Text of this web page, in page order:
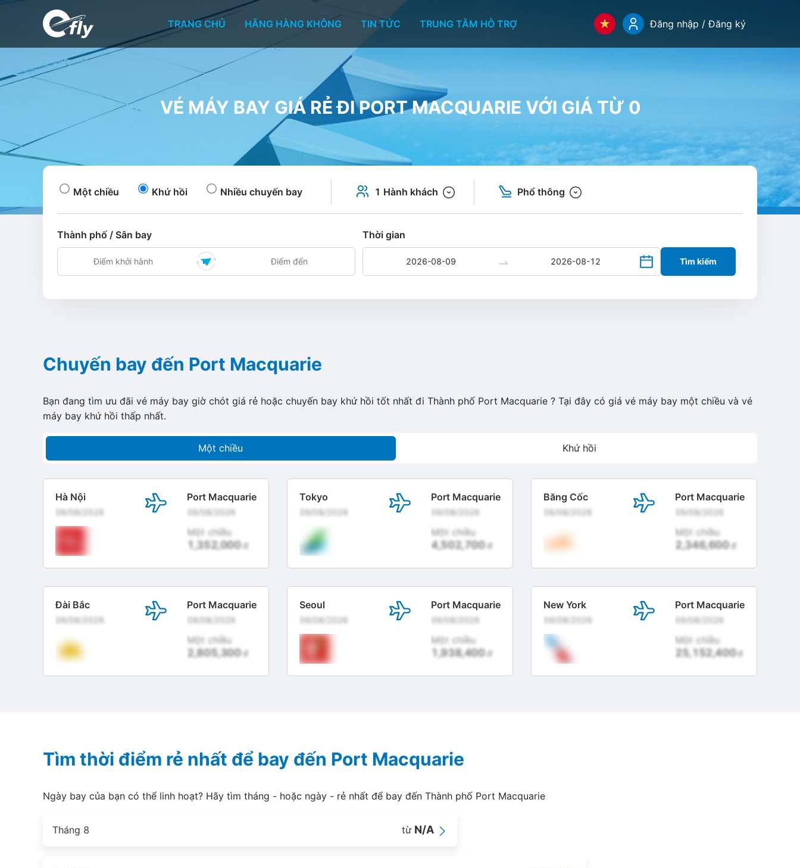
TRANG CHỦ HÃNG HÀNG KHÔNG TIN TỨC TRUNG TÂM HỖ TRỢ Đăng nhập / Đăng ký
VÉ MÁY BAY GIÁ RẺ ĐI PORT MACQUARIE VỚI GIÁ TỪ 0
Một chiều Khứ hồi Nhiều chuyến bay 1 Hành khách Phổ thông
Thành phố / Sân bay Thời gian
Tìm kiếm
Chuyến bay đến Port Macquarie
Bạn đang tìm ưu đãi vé máy bay giờ chót giá rẻ hoặc chuyến bay khứ hồi tốt nhất đi Thành phố Port Macquarie ? Tại đây có giá vé máy bay một chiều và vé
máy bay khứ hồi thấp nhất.
Một chiều Khứ hồi
Hà Nội
09/08/2026
Port Macquarie
09/08/2026
Một chiều
1,352,000đ
Tokyo
09/08/2026
Port Macquarie
09/08/2026
Một chiều
4,502,700đ
Băng Cốc
09/08/2026
Port Macquarie
09/08/2026
Một chiều
2,346,600đ
Đài Bắc
09/08/2026
Port Macquarie
09/08/2026
Một chiều
2,805,300đ
Seoul
09/08/2026
Port Macquarie
09/08/2026
Một chiều
1,938,400đ
New York
09/08/2026
Port Macquarie
09/08/2026
Một chiều
25,152,400đ
Tìm thời điểm rẻ nhất để bay đến Port Macquarie
Ngày bay của bạn có thể linh hoạt? Hãy tìm tháng - hoặc ngày - rẻ nhất để bay đến Thành phố Port Macquarie
Tháng 8 từ N/A